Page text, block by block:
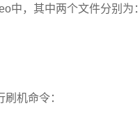
中，其中两个文件分别为：
机命令：